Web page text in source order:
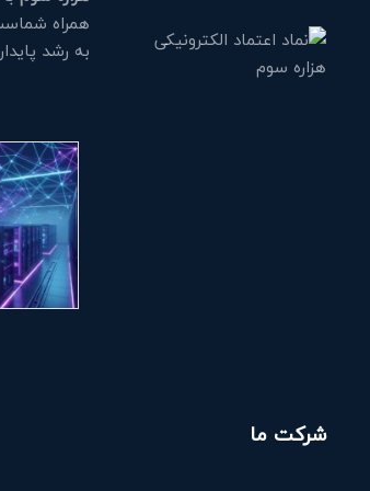
همراه
به رشد
شرکت ما